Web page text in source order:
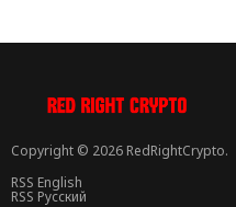
Copyright © 2026 RedRightCrypto.
RSS English
RSS Русский